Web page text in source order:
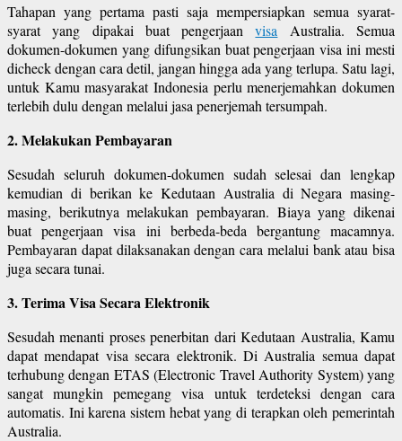
Tahapan yang pertama pasti saja mempersiapkan semua syarat-
syarat yang dipakai buat pengerjaanvisa Australia. Semua
dokumen-dokumen yang difungsikan buat pengerjaan visa ini mesti
dicheck dengan cara detil, jangan hingga ada yang terlupa. Satu lagi,
untuk Kamu masyarakat Indonesia perlu menerjemahkan dokumen
terlebih dulu dengan melalui jasa penerjemah tersumpah.
2. Melakukan Pembayaran
Sesudah seluruh dokumen-dokumen sudah selesai dan lengkap
kemudian di berikan ke Kedutaan Australia di Negara masing-
masing, berikutnya melakukan pembayaran. Biaya yang dikenai
buat pengerjaan visa ini berbeda-beda bergantung macamnya.
Pembayaran dapat dilaksanakan dengan cara melalui bank atau bisa
juga secara tunai.
3. Terima Visa Secara Elektronik
Sesudah menanti proses penerbitan dari Kedutaan Australia, Kamu
dapat mendapat visa secara elektronik. Di Australia semua dapat
terhubung dengan ETAS (Electronic Travel Authority System) yang
sangat mungkin pemegang visa untuk terdeteksi dengan cara
automatis. Ini karena sistem hebat yang di terapkan oleh pemerintah
Australia.